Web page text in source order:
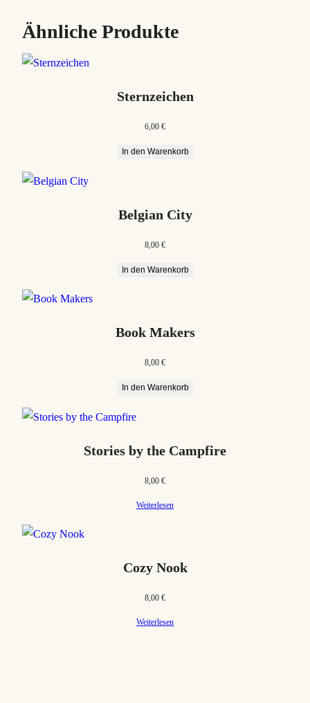
Ähnliche Produkte
Sternzeichen
6,00 €
In den Warenkorb
Belgian City
8,00 €
In den Warenkorb
Book Makers
8,00 €
In den Warenkorb
Stories by the Campfire
8,00 €
Weiterlesen
Cozy Nook
8,00 €
Weiterlesen